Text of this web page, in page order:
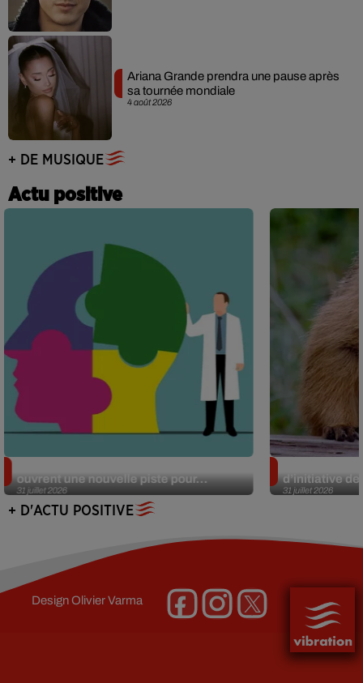
4 août 2026
Ariana Grande prendra une pause après
sa tournée mondiale
+ DE MUSIQUE
Actu positive
31 juillet 2026
ouvrent une nouvelle piste pour...
31 juillet 2026
d’initiative
+ D'ACTU POSITIVE
DesignOlivier Varma